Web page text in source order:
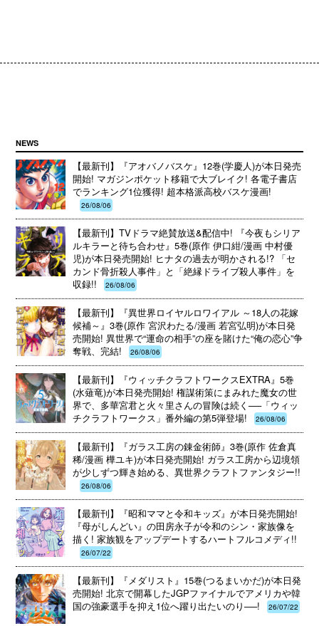
NEWS
【最新刊】『アオバノバスケ』12巻(学慶人)が本日発売
開始! マガジンポケット移籍で大ブレイク! 各電子書店
でランキング1位獲得! 超本格派高校バスケ漫画!
26/08/06
【最新刊】TVドラマ絶賛放送&配信中! 『今夜もシリア
ルキラーと待ち合わせ』5巻(原作 伊口紺/漫画 中村優
児)が本日発売開始! ヒナタの過去が明かされる!? 「セ
カンド骨折殺人事件」と「絶縁ドライブ殺人事件」を
収録!!
26/08/06
【最新刊】『異世界ロイヤルロワイアル ～18人の花嫁
候補～』3巻(原作 宮沢わたる/漫画 若宮弘明)が本日発
売開始! 異世界で“運命の相手”の座を賭けた“俺の恋心”争
奪戦、完結!
26/08/06
【最新刊】『ウィッチクラフトワークスEXTRA』5巻
(水薙竜)が本日発売開始! 権謀術策にまみれた魔女の世
界で、多華宮君と火々里さんの冒険は続く──「ウィッ
チクラフトワークス」番外編の第5弾登場!
26/08/06
【最新刊】『ガラス工房の錬金術師』3巻(原作 佐倉真
稀/漫画 樺ユキ)が本日発売開始! ガラス工房から辺境領
が少しずつ輝き始める、異世界クラフトファンタジー!!
26/08/06
【最新刊】『昭和ママと令和キッズ』が本日発売開始!
『母がしんどい』の田房永子が令和のシン・家族像を
描く! 家族観をアップデートするハートフルコメディ!!
26/07/22
【最新刊】『メダリスト』15巻(つるまいかだ)が本日発
売開始! 北京で開幕したJGPファイナルでアメリカや韓
国の強豪選手を抑え1位へ躍り出たいのり──!
26/07/22